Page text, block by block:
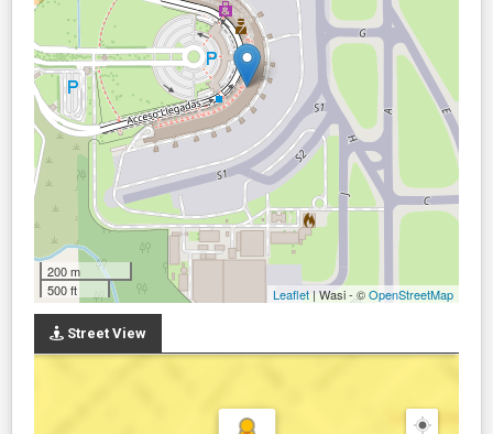
200 m
500 ft
Leaflet | Wasi - ©OpenStreetMap
Street View